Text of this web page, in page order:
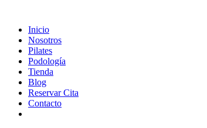
Inicio
Nosotros
Pilates
Podología
Tienda
Blog
Reservar Cita
Contacto